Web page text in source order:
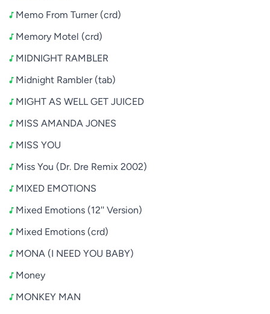
Memo From Turner (crd)
Memory Motel (crd)
MIDNIGHT RAMBLER
Midnight Rambler (tab)
MIGHT AS WELL GET JUICED
MISS AMANDA JONES
MISS YOU
Miss You (Dr. Dre Remix 2002)
MIXED EMOTIONS
Mixed Emotions (12'' Version)
Mixed Emotions (crd)
MONA (I NEED YOU BABY)
Money
MONKEY MAN